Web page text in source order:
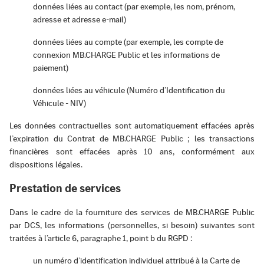
données liées au contact (par exemple, les nom, prénom,
adresse et adresse e-mail)
données liées au compte (par exemple, les compte de
connexion MB.CHARGE Public et les informations de
paiement)
données liées au véhicule (Numéro d’Identification du
Véhicule - NIV)
Les données contractuelles sont automatiquement effacées après
l’expiration du Contrat de MB.CHARGE Public ; les transactions
financières sont effacées après 10 ans, conformément aux
dispositions légales.
Prestation de services
Dans le cadre de la fourniture des services de MB.CHARGE Public
par DCS, les informations (personnelles, si besoin) suivantes sont
traitées à l’article 6, paragraphe 1, point b du RGPD :
un numéro d’identification individuel attribué à la Carte de